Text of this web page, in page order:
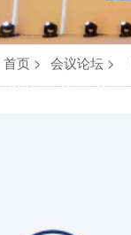
首页 会议论坛